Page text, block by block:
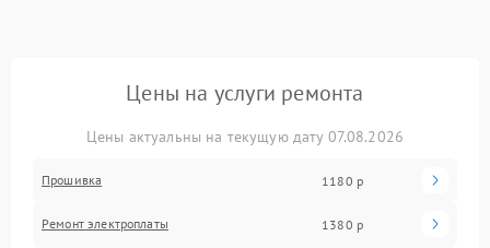
Цены на услуги ремонта
Цены актуальны на текущую дату 07.08.2026
Прошивка 1180 р
Ремонт электроплаты 1380 р